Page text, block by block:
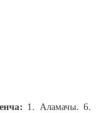
1. Аламачы. 6.